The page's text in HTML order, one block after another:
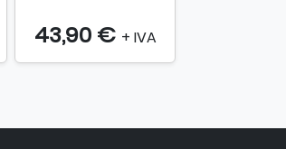
43,90 € + IVA